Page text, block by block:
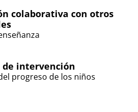
colaborativa con otros
de intervención
progreso de los niños